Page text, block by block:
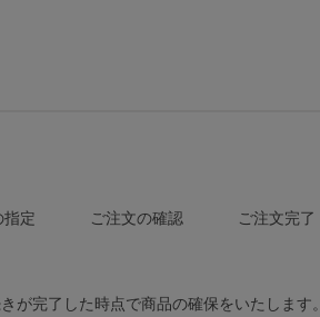
指定 ご注文の確認 ご注文完了
が完了した時点で商品の確保をいたします。